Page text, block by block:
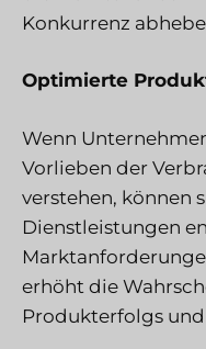
Konkurrenz
Optimierte
Wenn
Vorlieben der
verstehen, können
Dienstleistungen
erhöht die
Produkterfolgs